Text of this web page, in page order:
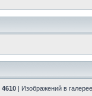
4610 | Изображений в